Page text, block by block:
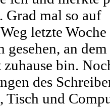
Grad mal so auf
letzte
gesehen, an dem
bin.
des
Tisch und